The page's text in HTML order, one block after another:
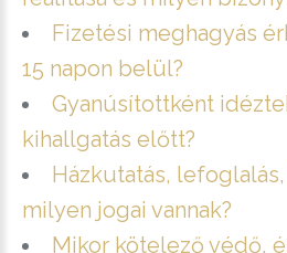
Fizetési meghagyás
15 napon belül?
Gyanúsítottként
kihallgatás előtt?
Házkutatás,
milyen jogai vannak?
Mikor kötelező védő,